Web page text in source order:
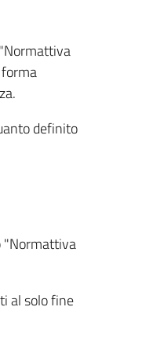
definito
"Normattiva
al solo fine